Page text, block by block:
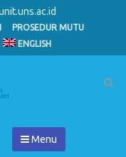
PROSEDUR MUTU
ENGLISH
Menu